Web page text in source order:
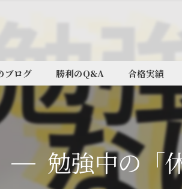
ブログ 勝利のQ&A 合格実績
勉強中の「